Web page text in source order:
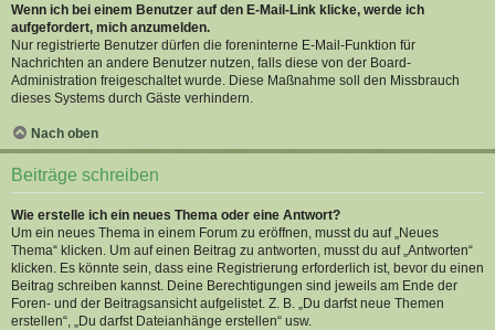
Wenn ich bei einem Benutzer auf den E-Mail-Link klicke, werde ich
aufgefordert, mich anzumelden.
Nur registrierte Benutzer dürfen die foreninterne E-Mail-Funktion für
Nachrichten an andere Benutzer nutzen, falls diese von der Board-
Administration freigeschaltet wurde. Diese Maßnahme soll den Missbrauch
dieses Systems durch Gäste verhindern.
Nach oben
Beiträge schreiben
Wie erstelle ich ein neues Thema oder eine Antwort?
Um ein neues Thema in einem Forum zu eröffnen, musst du auf „Neues
Thema“ klicken. Um auf einen Beitrag zu antworten, musst du auf „Antworten“
klicken. Es könnte sein, dass eine Registrierung erforderlich ist, bevor du einen
Beitrag schreiben kannst. Deine Berechtigungen sind jeweils am Ende der
Foren- und der Beitragsansicht aufgelistet. Z. B. „Du darfst neue Themen
erstellen“, „Du darfst Dateianhänge erstellen“ usw.